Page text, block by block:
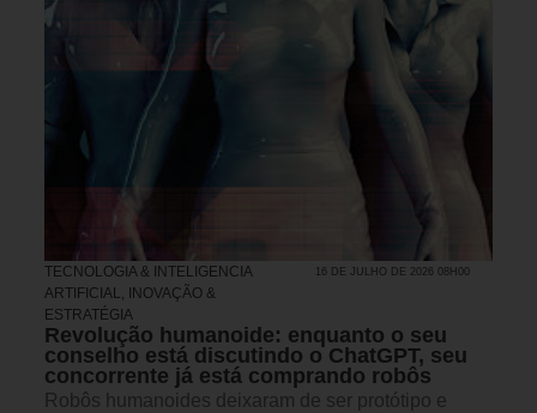
TECNOLOGIA & INTELIGENCIA
ARTIFICIAL,
INOVAÇÃO &
ESTRATÉGIA
16 DE JULHO DE 2026 08H00
Revolução humanoide: enquanto o seu
conselho está discutindo o ChatGPT, seu
concorrente já está comprando robôs
Robôs humanoides deixaram de ser protótipo e